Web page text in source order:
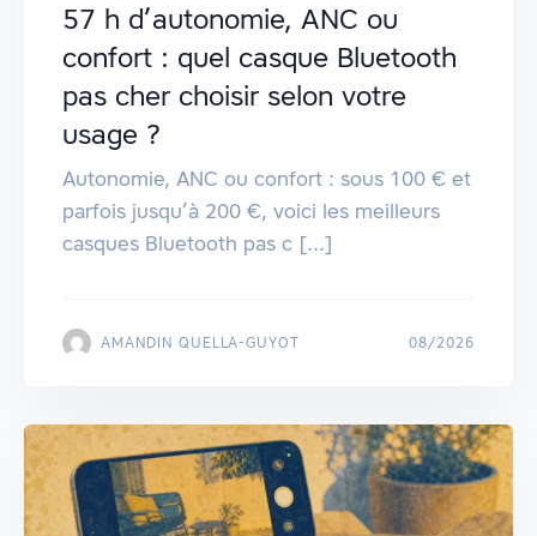
57 h d’autonomie, ANC ou
confort : quel casque Bluetooth
pas cher choisir selon votre
usage ?
Autonomie, ANC ou confort : sous 100 € et
parfois jusqu’à 200 €, voici les meilleurs
casques Bluetooth pas c [...]
AMANDIN QUELLA-GUYOT 08/2026